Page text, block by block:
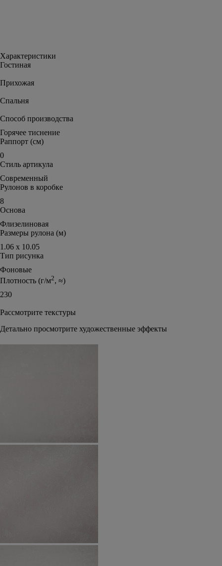
Характеристики
Гостиная
Прихожая
Спальня
Способ производства
Горячее тиснение
Раппорт (см)
0
Стиль артикула
Современный
Рулонов в коробке
8
Основа
Флизелиновая
Размеры рулона (м)
1.06 х 10.05
Тип рисунка
Фоновые
Плотность (г/м2, ≈)
230
Рассмотрите текстуры
Детально просмотрите художественные эффекты